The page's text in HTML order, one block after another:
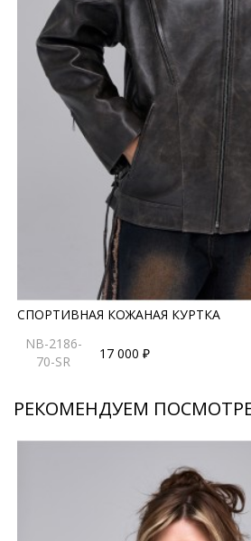
люксовое качество материалов.
*описание несет информационный
правила ухода могут быть
СПОРТИВНАЯ КОЖАНАЯ КУРТКА
NB-2186-
70-SR
17 000 ₽
РЕКОМЕНДУЕМ